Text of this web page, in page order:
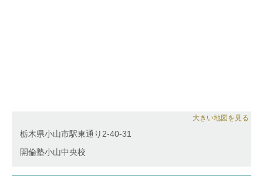
大きい地図を見る
栃木県小山市駅東通り2-40-31
開倫塾小山中央校